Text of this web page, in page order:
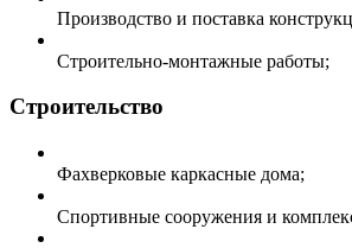
Производство и поставка
Строительно-монтажные работы;
Строительство
Фахверковые каркасные дома;
Спортивные сооружения и